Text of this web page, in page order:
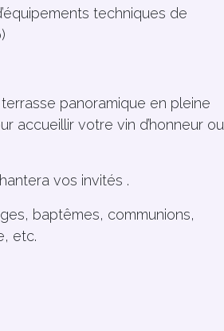
techniques de
panoramique en pleine
accueillir votre vin d’honneur ou
vos invités .
baptêmes, communions,
etc.